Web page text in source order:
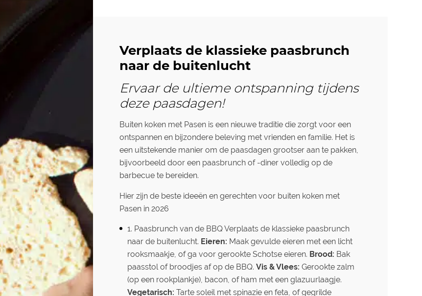
Verplaats de klassieke paasbrunch
naar de buitenlucht
Ervaar de ultieme ontspanning tijdens
deze paasdagen!
Buiten koken met Pasen is een nieuwe traditie die zorgt voor een
ontspannen en bijzondere beleving met vrienden en familie. Het is
een uitstekende manier om de paasdagen grootser aan te pakken,
bijvoorbeeld door een paasbrunch of -diner volledig op de
barbecue te bereiden.
Hier zijn de beste ideeën en gerechten voor buiten koken met
Pasen in 2026
1. Paasbrunch van de BBQ Verplaats de klassieke paasbrunch
naar de buitenlucht. Eieren: Maak gevulde eieren met een licht
rooksmaakje, of ga voor gerookte Schotse eieren. Brood: Bak
paasstol of broodjes af op de BBQ. Vis & Vlees: Gerookte zalm
(op een rookplankje), bacon, of ham met een glazuurlaagje.
Vegetarisch: Tarte soleil met spinazie en feta, of gegrilde